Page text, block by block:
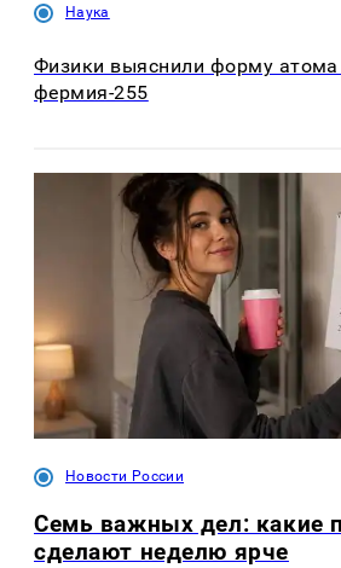
Наука
Физики выяснили форму атома
фермия-255
Новости России
Семь важных дел: какие
сделают неделю ярче